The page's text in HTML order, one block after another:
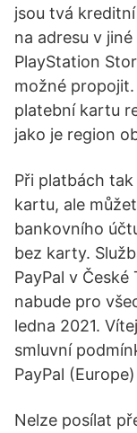
jsou tvá
na adresu v
PlayStation
možné
platební kartu
jako je region
Při platbách
kartu, ale
bankovního
bez karty.
PayPal v
nabude pro
ledna 2021.
smluvní
PayPal
Nelze posílat